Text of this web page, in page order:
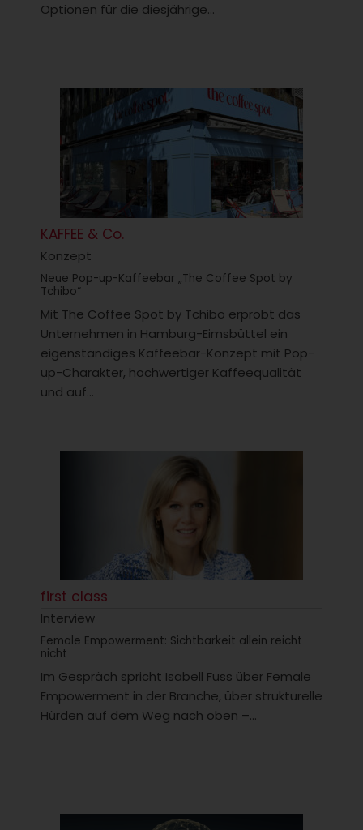
Optionen für die diesjährige...
KAFFEE & Co.
Konzept
Neue Pop-up-Kaffeebar „The Coffee Spot by
Tchibo“
Mit The Coffee Spot by Tchibo erprobt das
Unternehmen in Hamburg-Eimsbüttel ein
eigenständiges Kaffeebar-Konzept mit Pop-
up-Charakter, hochwertiger Kaffeequalität
und auf...
first class
Interview
Female Empowerment: Sichtbarkeit allein reicht
nicht
Im Gespräch spricht Isabell Fuss über Female
Empowerment in der Branche, über strukturelle
Hürden auf dem Weg nach oben –...